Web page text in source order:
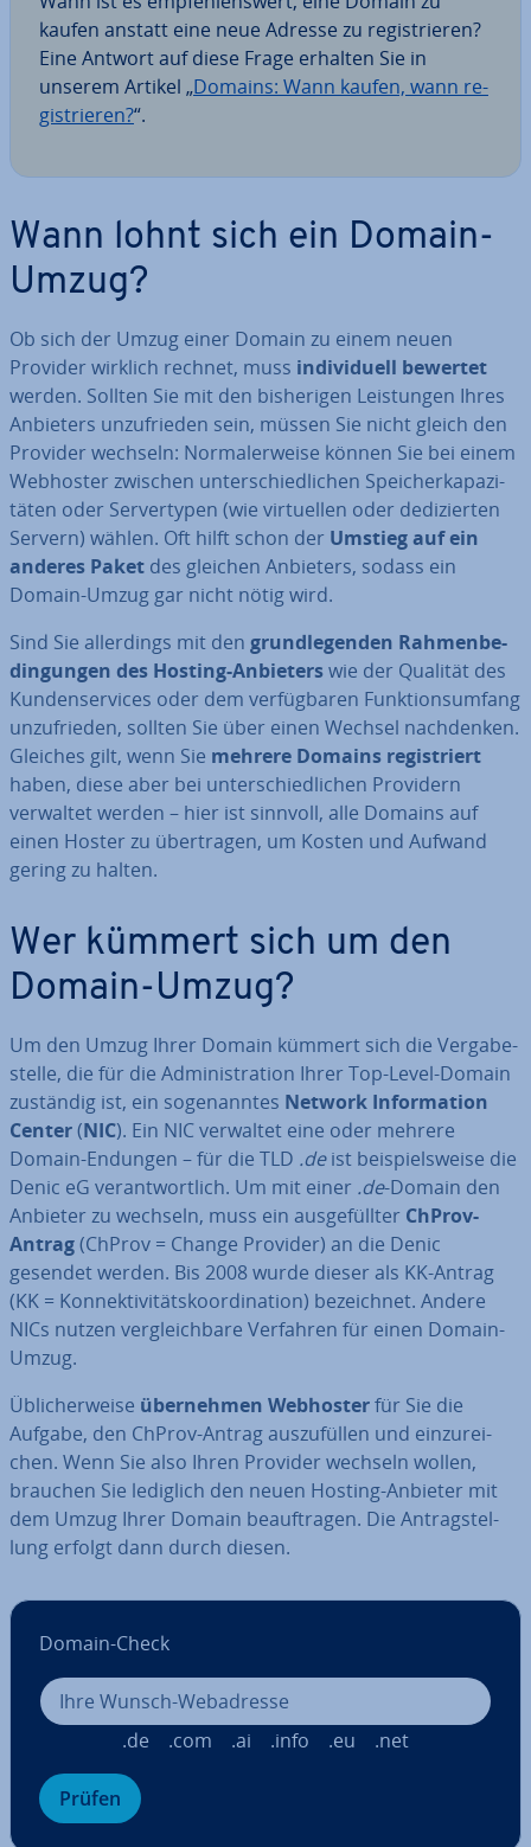
kaufen anstatt eine neue Adresse zu re­gis­trie­ren?
Eine Antwort auf diese Frage erhalten Sie in
unserem Artikel „Domains: Wann kaufen, wann re­
gis­trie­ren?“.
Wann lohnt sich ein Domain-
Umzug?
Ob sich der Umzug einer Domain zu einem neuen
Provider wirklich rechnet, muss in­di­vi­du­ell bewertet
werden. Sollten Sie mit den bis­he­ri­gen Leis­tun­gen Ihres
Anbieters un­zu­frie­den sein, müssen Sie nicht gleich den
Provider wechseln: Nor­ma­ler­wei­se können Sie bei einem
Webhoster zwischen un­ter­schied­li­chen Spei­cher­ka­pa­zi­
tä­ten oder Ser­ver­ty­pen (wie vir­tu­el­len oder de­di­zier­ten
Servern) wählen. Oft hilft schon der Umstieg auf ein
anderes Paket des gleichen Anbieters, sodass ein
Domain-Umzug gar nicht nötig wird.
Sind Sie al­ler­dings mit den grund­le­gen­den Rah­men­be­
din­gun­gen des Hosting-Anbieterswie der Qualität des
Kun­den­ser­vices oder dem ver­füg­ba­ren Funk­ti­ons­um­fang
un­zu­frie­den, sollten Sie über einen Wechsel nach­den­ken.
Gleiches gilt, wenn Sie mehrere Domains re­gis­triert
haben, diese aber bei un­ter­schied­li­chen Providern
verwaltet werden – hier ist sinnvoll, alle Domains auf
einen Hoster zu über­tra­gen, um Kosten und Aufwand
gering zu halten.
Wer kümmert sich um den
Domain-Umzug?
Um den Umzug Ihrer Domain kümmert sich die Ver­ga­be­
stel­le, die für die Ad­mi­nis­tra­ti­on Ihrer Top-Level-Domain
zuständig ist, ein so­ge­nann­tes Network In­for­ma­ti­on
Center(NIC). Ein NIC verwaltet eine oder mehrere
Domain-Endungen – für die TLD .deist bei­spiels­wei­se die
Denic eG ver­ant­wort­lich. Um mit einer .de-Domain den
Anbieter zu wechseln, muss ein aus­ge­füll­ter ChProv-
Antrag(ChProv = Change Provider) an die Denic
gesendet werden. Bis 2008 wurde dieser als KK-Antrag
(KK = Kon­nek­ti­vi­täts­ko­or­di­na­ti­on) be­zeich­net. Andere
NICs nutzen ver­gleich­ba­re Verfahren für einen Domain-
Umzug.
Üb­li­cher­wei­se über­neh­men Webhosterfür Sie die
Aufgabe, den ChProv-Antrag aus­zu­fül­len und ein­zu­rei­
chen. Wenn Sie also Ihren Provider wechseln wollen,
brauchen Sie lediglich den neuen Hosting-Anbieter mit
dem Umzug Ihrer Domain be­auf­tra­gen. Die An­trag­stel­
lung erfolgt dann durch diesen.
Domain-Check
.de .com .ai .info .eu .net
Prüfen